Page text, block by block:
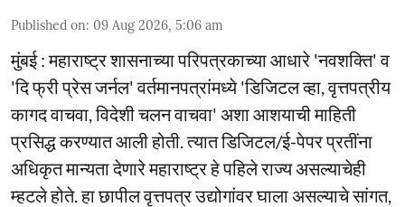
Published on: 09 Aug 2026, 5:06 am
मुंबई : महाराष्ट्र शासनाच्या परिपत्रकाच्या आधारे 'नवशक्ति' व
'दि फ्री प्रेस जर्नल' वर्तमानपत्रांमध्ये 'डिजिटल व्हा, वृत्तपत्रीय
कागद वाचवा, विदेशी चलन वाचवा' अशा आशयाची माहिती
प्रसिद्ध करण्यात आली होती. त्यात डिजिटल/ई-पेपर प्रतींना
अधिकृत मान्यता देणारे महाराष्ट्र हे पहिले राज्य असल्याचेही
म्हटले होते. हा छापील वृत्तपत्र उद्योगांवर घाला असल्याचे सांगत,